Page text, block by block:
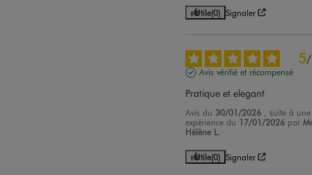
Utile(0) Signaler
5/
Avis vérifié et récompensé
Pratique et elegant
Avis du 30/01/2026
, suite à une
expérience du 17/01/2026 par
Hélène L.
Utile(0) Signaler